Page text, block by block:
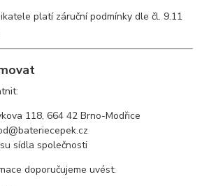
platí záruční podmínky dle čl. 9.11
118, 664 42 Brno-Modřice
sídla společnosti
doporučujeme uvést: